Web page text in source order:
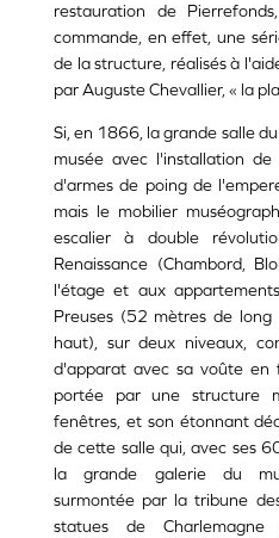
restauration de
commande, en effet, une
de la structure, réalisés à
par Auguste Chevallier, « la
Si, en 1866, la grande salle
musée avec l'installation
d'armes de poing de
mais le mobilier
escalier à double
Renaissance (Chambord,
l'étage et aux
Preuses (52 mètres de
haut), sur deux niveaux,
d'apparat avec sa voûte en
portée par une structure
fenêtres, et son étonnant
de cette salle qui, avec ses
la grande galerie du
surmontée par la tribune
statues de